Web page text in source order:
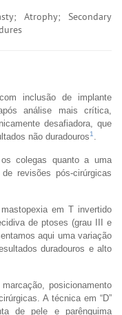
Atrophy; Secondary
inclusão de implante
análise mais crítica,
desafiadora, que
não duradouros1
colegas quanto a uma
revisões pós-cirúrgicas
em T invertido
de ptoses (grau III e
aqui uma variação
duradouros e alto
posicionamento
A técnica em “D”
de pele e parênquima